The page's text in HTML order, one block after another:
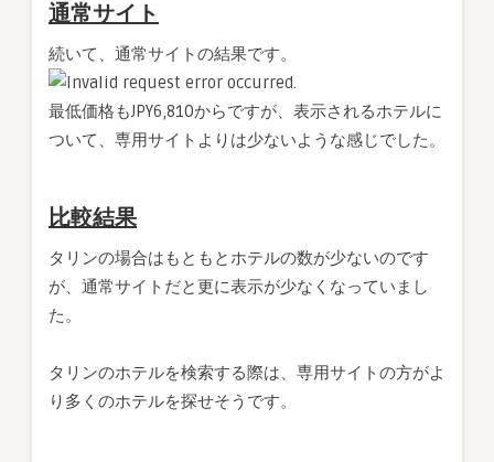
通常サイト
続いて、通常サイトの結果です。
最低価格もJPY6,810からですが、表示されるホテルに
ついて、専用サイトよりは少ないような感じでした。
比較結果
タリンの場合はもともとホテルの数が少ないのです
が、通常サイトだと更に表示が少なくなっていまし
た。
タリンのホテルを検索する際は、専用サイトの方がよ
り多くのホテルを探せそうです。